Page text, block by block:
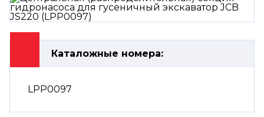
Каталожные номера:
LPP0097